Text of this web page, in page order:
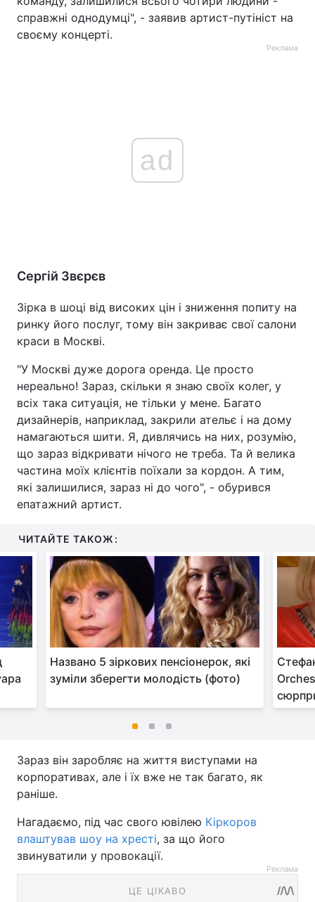
справжні однодумці", - заявив артист-путініст на
своєму концерті.
Реклама
ad
Сергій Звєрєв
Зірка в шоці від високих цін і зниження попиту на
ринку його послуг, тому він закриває свої салони
краси в Москві.
"У Москві дуже дорога оренда. Це просто
нереально! Зараз, скільки я знаю своїх колег, у
всіх така ситуація, не тільки у мене. Багато
дизайнерів, наприклад, закрили ательє і на дому
намагаються шити. Я, дивлячись на них, розумію,
що зараз відкривати нічого не треба. Та й велика
частина моїх клієнтів поїхали за кордон. А тим,
які залишилися, зараз ні до чого", - обурився
епатажний артист.
ЧИТАЙТЕ ТАКОЖ:
Названо 5 зіркових пенсіонерок, які
зуміли зберегти молодість (фото)
Зараз він заробляє на життя виступами на
корпоративах, але і їх вже не так багато, як
раніше.
Нагадаємо, під час свого ювілею Кіркоров
влаштував шоу на хресті, за що його
звинуватили у провокації.
Реклама